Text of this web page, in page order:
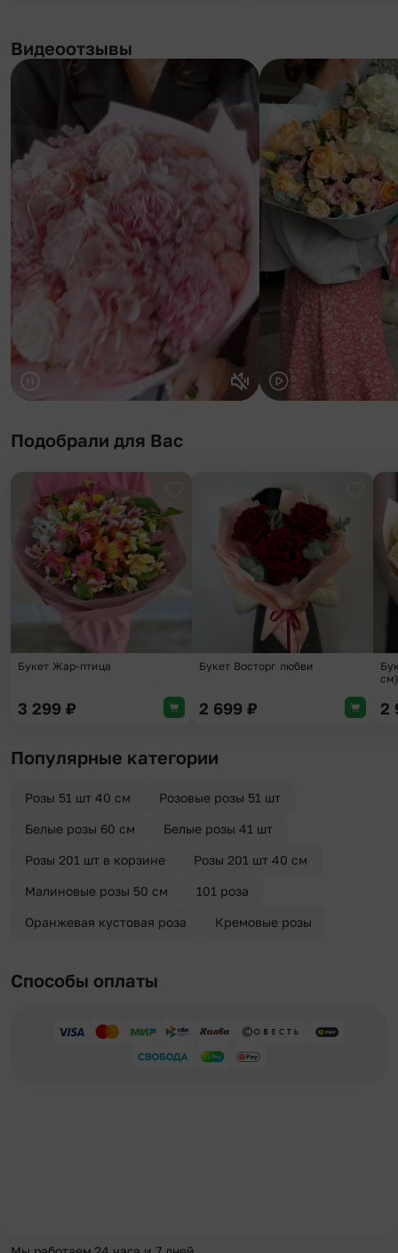
Видеоотзывы
Подобрали для Вас
Добавить в избранное
Букет Жар-птица
3 299 ₽
Букет Восторг любви
2 699 ₽ 2
Популярные категории
Розы 51 шт 40 см Розовые розы 51 шт
Белые розы 60 см Белые розы 41 шт
Розы 201 шт в корзине Розы 201 шт 40 см
Малиновые розы 50 см 101 роза
Оранжевая кустовая роза Кремовые розы
Способы оплаты